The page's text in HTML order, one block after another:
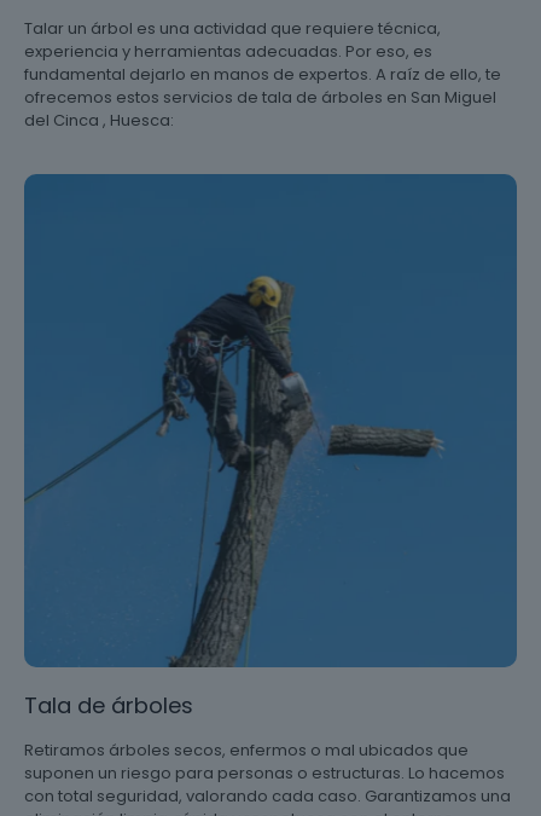
Talar un árbol es una actividad que requiere técnica,
experiencia y herramientas adecuadas. Por eso, es
fundamental dejarlo en manos de expertos. A raíz de ello, te
ofrecemos estos servicios de tala de árboles en San Miguel
del Cinca , Huesca:
Tala de árboles
Retiramos árboles secos, enfermos o mal ubicados que
suponen un riesgo para personas o estructuras. Lo hacemos
con total seguridad, valorando cada caso. Garantizamos una